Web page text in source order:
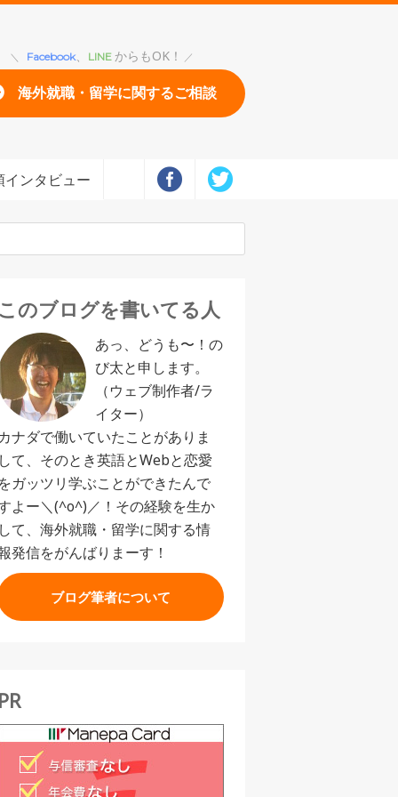
Facebook、 LINE からもOK！
海外就職・留学に関するご相談
ンタビュー
のブログを書いてる人
あっ、どうも〜！の
び太と申します。
（ウェブ制作者/ラ
イター）
ナダで働いていたことがありま
て、そのとき英語とWebと恋愛
ガッツリ学ぶことができたんで
よー＼(^o^)／！その経験を生か
て、海外就職・留学に関する情
発信をがんばりまーす！
ブログ筆者について